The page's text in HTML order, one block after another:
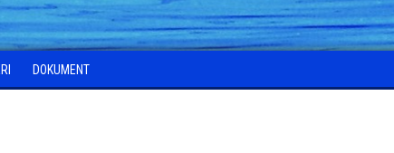
DOKUMENT